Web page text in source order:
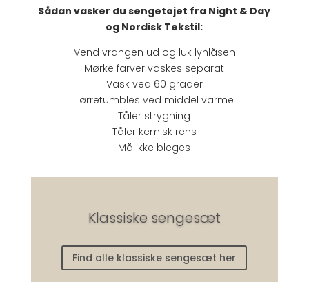
Sådan vasker du sengetøjet fra Night & Day
og Nordisk Tekstil:
Vend vrangen ud og luk lynlåsen
Mørke farver vaskes separat
Vask ved 60 grader
Tørretumbles ved middel varme
Tåler strygning
Tåler kemisk rens
Må ikke bleges
Klassiske sengesæt
Find alle klassiske sengesæt her